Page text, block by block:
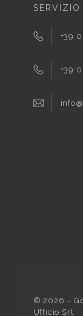
SERVIZIO
+39
+39
© 2026 –
Ufficio Srl